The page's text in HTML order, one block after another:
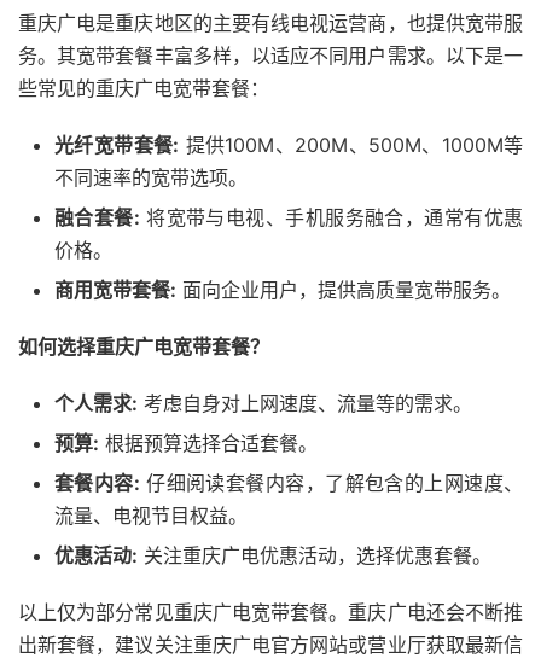
重庆广电是重庆地区的主要有线电视运营商，也提供宽带服
务。其宽带套餐丰富多样，以适应不同用户需求。以下是一
些常见的重庆广电宽带套餐：
光纤宽带套餐: 提供100M、200M、500M、1000M等
不同速率的宽带选项。
融合套餐: 将宽带与电视、手机服务融合，通常有优惠
价格。
商用宽带套餐: 面向企业用户，提供高质量宽带服务。
如何选择重庆广电宽带套餐？
个人需求: 考虑自身对上网速度、流量等的需求。
预算: 根据预算选择合适套餐。
套餐内容: 仔细阅读套餐内容，了解包含的上网速度、
流量、电视节目权益。
优惠活动: 关注重庆广电优惠活动，选择优惠套餐。
以上仅为部分常见重庆广电宽带套餐。重庆广电还会不断推
出新套餐，建议关注重庆广电官方网站或营业厅获取最新信